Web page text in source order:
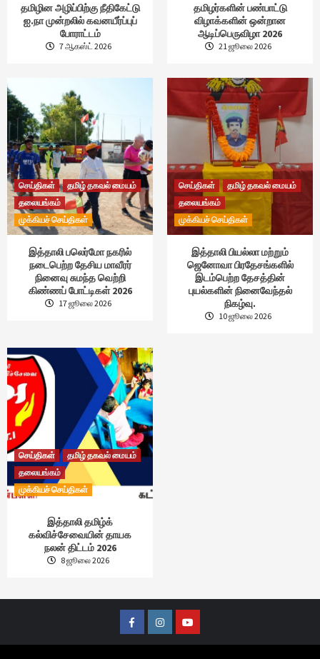
தமிழின அழிப்பிற்கு நீதிகேட்டு
ஐ.நா முன்றலில் கவனயீர்ப்புப்
போராட்டம்
7 ஆகஸ்ட் 2026
தமிழர்களின் பண்பாட்டு
விழாக்களின் ஒன்றான
ஆடிப்பெருவிழா 2026
21 ஜூலை 2026
செய்திகள்
தமிழ் தகவல் மையம்
தலையங்கம்
முக்கியச் செய்திகள்
இத்தாலி பலெர்மோ நகரில்
நடைபெற்ற தேசிய மாவீரர்
நினைவு சுமந்த வெற்றி
கிண்ணப் போட்டிகள் 2026
17 ஜூலை 2026
செய்திகள்
தமிழ் தகவல் மையம்
தலையங்கம்
முக்கியச் செய்திகள்
இத்தாலி பியல்லா மற்றும்
ஜெனோவா பிரதேசங்களில்
இடம்பெற்ற தேசத்தின்
புயல்களின் நினைவேந்தல்
நிகழ்வு.
10 ஜூலை 2026
செய்திகள்
தமிழ் தகவல் மையம்
தலையங்கம்
முக்கியச் செய்திகள்
இத்தாலி தமிழ்க்
கல்விச்சேவையின் தாயக
நலன் திட்டம் 2026
8 ஜூலை 2026
FacebookInstagramYoutube